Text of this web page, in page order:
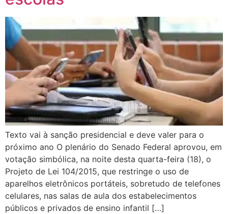
Texto vai à sanção presidencial e deve valer para o
próximo ano O plenário do Senado Federal aprovou, em
votação simbólica, na noite desta quarta-feira (18), o
Projeto de Lei 104/2015, que restringe o uso de
aparelhos eletrônicos portáteis, sobretudo de telefones
celulares, nas salas de aula dos estabelecimentos
públicos e privados de ensino infantil […]